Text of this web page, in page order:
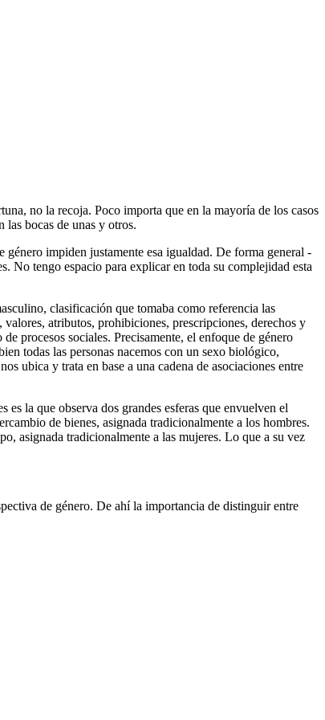
no la recoja. Poco importa que en la mayoría de los casos
las bocas de unas y otros.
impiden justamente esa igualdad. De forma general -
No tengo espacio para explicar en toda su complejidad esta
clasificación que tomaba como referencia las
atributos, prohibiciones, prescripciones, derechos y
procesos sociales. Precisamente, el enfoque de género
todas las personas nacemos con un sexo biológico,
ubica y trata en base a una cadena de asociaciones entre
la que observa dos grandes esferas que envuelven el
de bienes, asignada tradicionalmente a los hombres.
asignada tradicionalmente a las mujeres. Lo que a su vez
de género. De ahí la importancia de distinguir entre